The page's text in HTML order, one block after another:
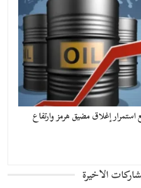
إغلاق مضيق هرمز وارتفاع
الاخيرة